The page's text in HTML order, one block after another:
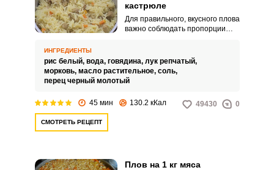
кастрюле
Для правильного, вкусного плова
важно соблюдать пропорции
ингредиентов.
ИНГРЕДИЕНТЫ
рис белый, вода, говядина, лук репчатый,
морковь, масло растительное, соль,
перец черный молотый
45 мин 130.2 кКал 49430 0
СМОТРЕТЬ РЕЦЕПТ
Плов на 1 кг мяса